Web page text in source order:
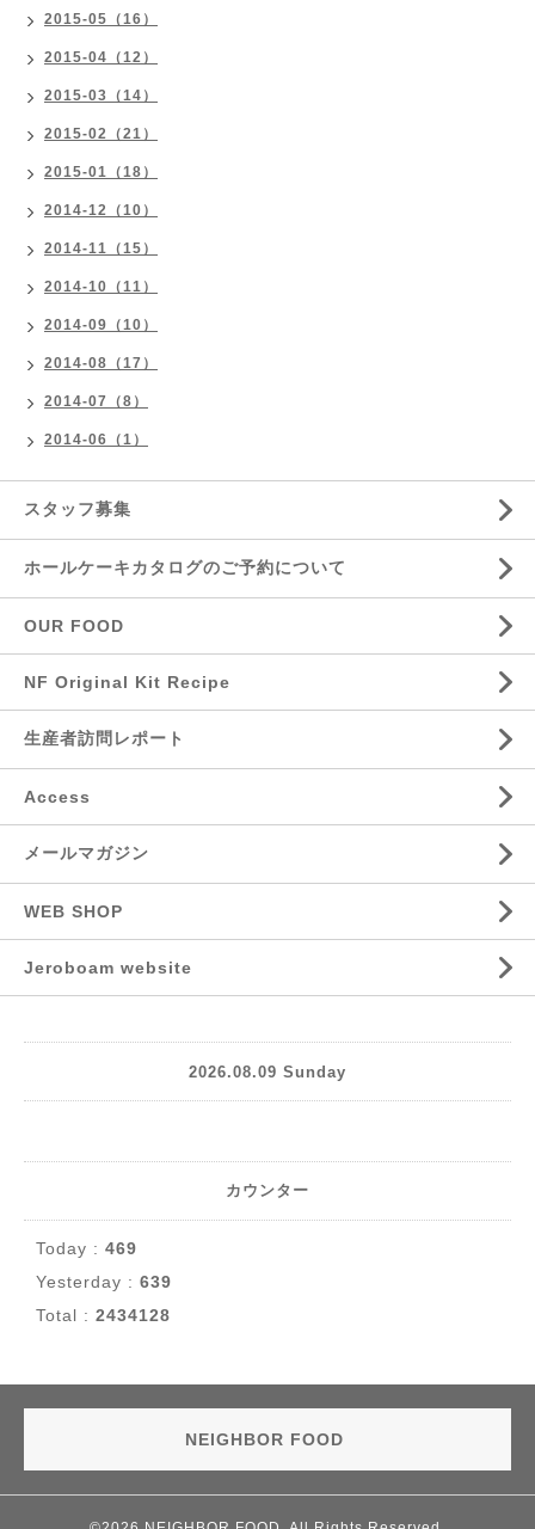
2015-05（16）
2015-04（12）
2015-03（14）
2015-02（21）
2015-01（18）
2014-12（10）
2014-11（15）
2014-10（11）
2014-09（10）
2014-08（17）
2014-07（8）
2014-06（1）
スタッフ募集
ホールケーキカタログのご予約について
OUR FOOD
NF Original Kit Recipe
生産者訪問レポート
Access
メールマガジン
WEB SHOP
Jeroboam website
2026.08.09 Sunday
カウンター
Today : 469
Yesterday : 639
Total : 2434128
NEIGHBOR FOOD